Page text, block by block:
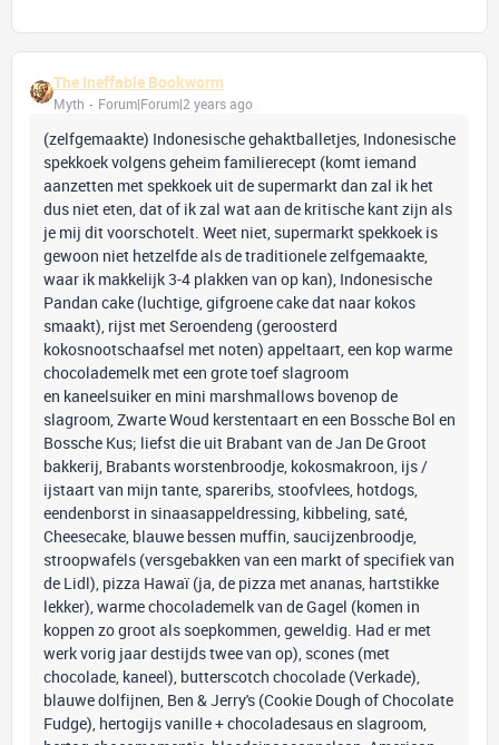
The Ineffable Bookworm
Myth Forum|Forum|2 years ago
(zelfgemaakte) Indonesische gehaktballetjes, Indonesische
spekkoek volgens geheim familierecept (komt iemand
aanzetten met spekkoek uit de supermarkt dan zal ik het
dus niet eten, dat of ik zal wat aan de kritische kant zijn als
je mij dit voorschotelt. Weet niet, supermarkt spekkoek is
gewoon niet hetzelfde als de traditionele zelfgemaakte,
waar ik makkelijk 3-4 plakken van op kan), Indonesische
Pandan cake (luchtige, gifgroene cake dat naar kokos
smaakt), rijst met Seroendeng (geroosterd
kokosnootschaafsel met noten) appeltaart, een kop warme
chocolademelk met een grote toef slagroom
en kaneelsuiker en mini marshmallows bovenop de
slagroom, Zwarte Woud kerstentaart en een Bossche Bol en
Bossche Kus; liefst die uit Brabant van de Jan De Groot
bakkerij, Brabants worstenbroodje, kokosmakroon, ijs /
ijstaart van mijn tante, spareribs, stoofvlees, hotdogs,
eendenborst in sinaasappeldressing, kibbeling, saté,
Cheesecake, blauwe bessen muffin, saucijzenbroodje,
stroopwafels (versgebakken van een markt of specifiek van
de Lidl), pizza Hawaï (ja, de pizza met ananas, hartstikke
lekker), warme chocolademelk van de Gagel (komen in
koppen zo groot als soepkommen, geweldig. Had er met
werk vorig jaar destijds twee van op), scones (met
chocolade, kaneel), butterscotch chocolade (Verkade),
blauwe dolfijnen, Ben & Jerry's (Cookie Dough of Chocolate
Fudge), hertogijs vanille + chocoladesaus en slagroom,